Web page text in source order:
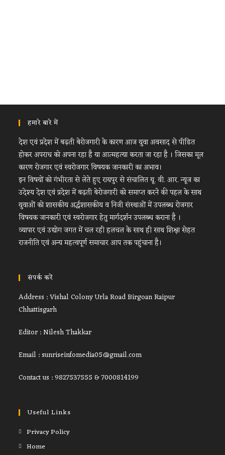
हमारे बारे में
देश एवं प्रदेश में बढ़ती बेरोजगारी के कारण आज युवा अवसाद से पीडित
होकर अपराध को अपना रहा है या आत्महत्या करता जा रहा है । जिसका मूल
कारण रोजगार एवं स्वरोजगार विषयक जानकारी का अभाव।
इन विषयों को गंभीरता से लेते हुए रायपुर से संचालित यू. वी. आर. न्यूज का
उदेश्य देश एवं प्रदेश में बढ़ती बेरोजगारी को समाप्त करने की पहल के साथ
युवाओं को शासकीय अर्द्धशासकीय व निजी संस्थाओं में उपलब्ध रोजगार
विषयक जानकारी एवं स्वरोजगार हेतु मार्गदर्शन उपलब्ध कराना है ।
व्यापार एवं उद्योग जगत में चल रही हलचल के साथ ही साथ शिक्षा सेहत
राजनीति एवं अन्य महत्वपूर्ण समाचार आप तक पहुंचाना है।
संपर्क करें
Address : Vishal Colony Urla Road Birgoan Raipur
Chhattisgarh
Editor : Nilesh Thakkar
Email : sunriseinfomedia05@gmail.com
Contact us : 9827537555 & 7000814199
Useful Links
Privacy Policy
Home